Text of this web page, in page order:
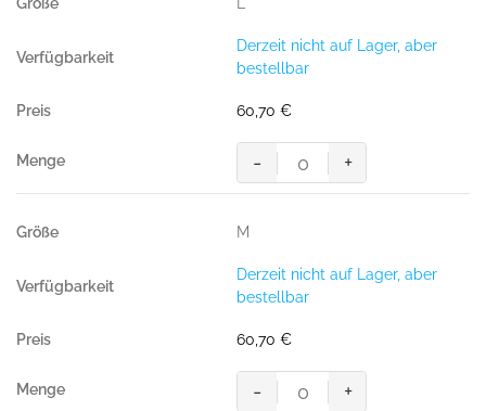
Brantford,
SCHWARZ
Menge
L
Derzeit nicht auf Lager, aber
bestellbar
60,70 €
Light-
Softshell-
Brantford,
SCHWARZ
Menge
- +
M
Derzeit nicht auf Lager, aber
bestellbar
60,70 €
Light-
- +